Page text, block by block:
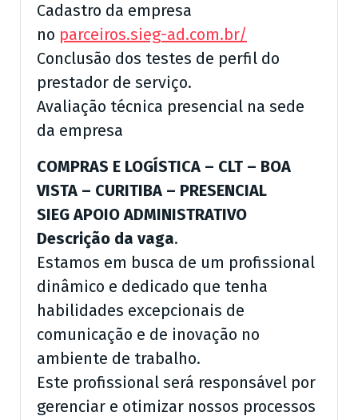
Cadastro da empresa
no parceiros.sieg-ad.com.br/
Conclusão dos testes de perfil do
prestador de serviço.
Avaliação técnica presencial na sede
da empresa
COMPRAS E LOGÍSTICA – CLT – BOA
VISTA – CURITIBA – PRESENCIAL
SIEG APOIO ADMINISTRATIVO
Descrição da vaga.
Estamos em busca de um profissional
dinâmico e dedicado que tenha
habilidades excepcionais de
comunicação e de inovação no
ambiente de trabalho.
Este profissional será responsável por
gerenciar e otimizar nossos processos